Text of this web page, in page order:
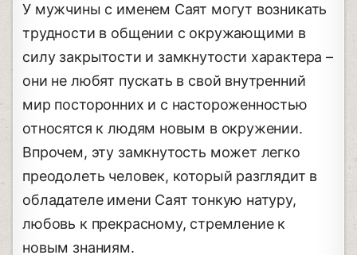
У мужчины с именем Саят могут возникать
трудности в общении с окружающими в
силу закрытости и замкнутости характера –
они не любят пускать в свой внутренний
мир посторонних и с настороженностью
относятся к людям новым в окружении.
Впрочем, эту замкнутость может легко
преодолеть человек, который разглядит в
обладателе имени Саят тонкую натуру,
любовь к прекрасному, стремление к
новым знаниям.